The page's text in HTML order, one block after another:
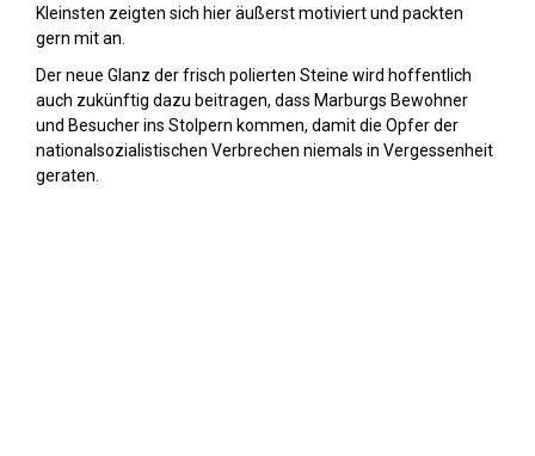
Kleinsten zeigten sich hier äußerst motiviert und packten
gern mit an.
Der neue Glanz der frisch polierten Steine wird hoffentlich
auch zukünftig dazu beitragen, dass Marburgs Bewohner
und Besucher ins Stolpern kommen, damit die Opfer der
nationalsozialistischen Verbrechen niemals in Vergessenheit
geraten.